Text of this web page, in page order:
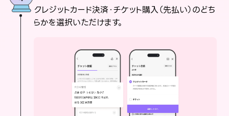
クレジットカード決済・チケット購入（先払い）のどち
らかを選択いただけます。